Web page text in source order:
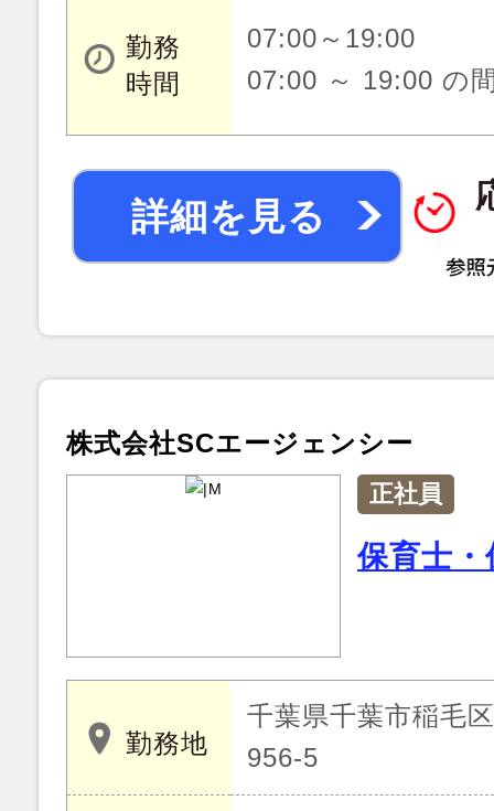
勤務
時間
07:00～19:00
07:00 ～ 19:00 の
詳細を見る
株式会社SCエージェンシー
正社員
保育士
勤務地
千葉県千葉市稲毛
956‐5